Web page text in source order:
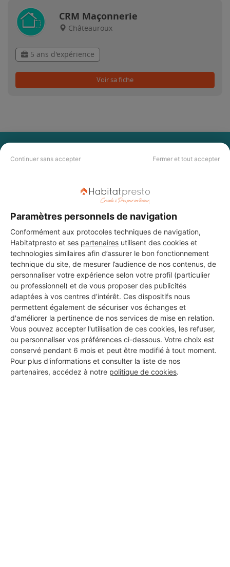
Continuer sans accepter Fermer et tout accepter
Paramètres personnels de navigation
Conformément aux protocoles techniques de navigation,
Habitatpresto et ses partenaires utilisent des cookies et
technologies similaires afin d’assurer le bon fonctionnement
technique du site, de mesurer l’audience de nos contenus, de
personnaliser votre expérience selon votre profil (particulier
ou professionnel) et de vous proposer des publicités
adaptées à vos centres d’intérêt. Ces dispositifs nous
permettent également de sécuriser vos échanges et
d'améliorer la pertinence de nos services de mise en relation.
Vous pouvez accepter l'utilisation de ces cookies, les refuser,
ou personnaliser vos préférences ci-dessous. Votre choix est
conservé pendant 6 mois et peut être modifié à tout moment.
Pour plus d'informations et consulter la liste de nos
partenaires, accédez à notre politique de cookies.
CRM Maçonnerie
Châteauroux
5 ans d'expérience
Voir sa fiche
PAS LE TEMPS DE
Vous souhaitez réaliser des travaux et ne savez quel professionnel
professionnels partout en France.
DEMANDER UN DEVIS